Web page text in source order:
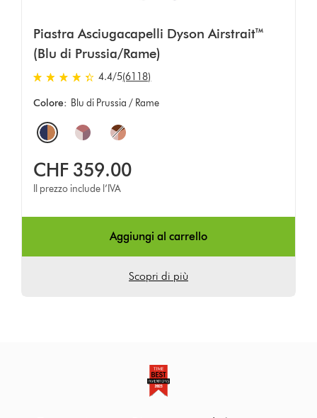
Piastra Asciugacapelli Dyson Airstrait™
(Blu di Prussia/Rame)
4.4 stars out of 5 from 6118 recensioni
4.4/5(6118)
Colore: Blu di Prussia / Rame
Options
CHF 359.00
Il prezzo include l’IVA
Aggiungi al carrello
Scopri di più